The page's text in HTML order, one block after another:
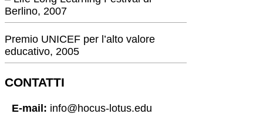
Berlino, 2007
Premio UNICEF per l’alto valore
educativo, 2005
CONTATTI
E-mail: info@hocus-lotus.edu